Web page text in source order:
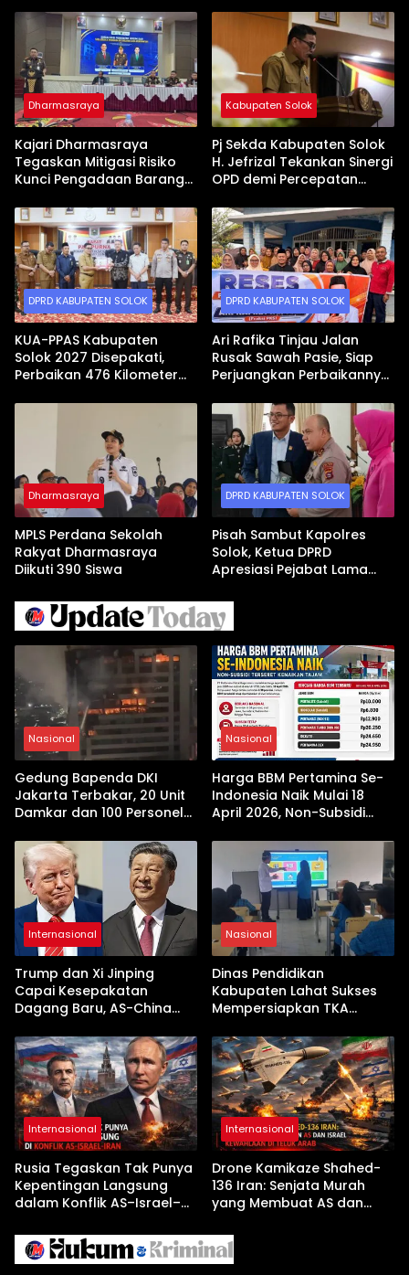
Dharmasraya
Kajari Dharmasraya
Tegaskan Mitigasi Risiko
Kunci Pengadaan Barang
Kabupaten Solok
Pj Sekda Kabupaten Solok
H. Jefrizal Tekankan Sinergi
OPD demi Percepatan
DPRD KABUPATEN SOLOK
KUA-PPAS Kabupaten
Solok 2027 Disepakati,
Perbaikan 476 Kilometer
DPRD KABUPATEN SOLOK
Ari Rafika Tinjau Jalan
Rusak Sawah Pasie, Siap
Perjuangkan Perbaikannya
Dharmasraya
MPLS Perdana Sekolah
Rakyat Dharmasraya
Diikuti 390 Siswa
DPRD KABUPATEN SOLOK
Pisah Sambut Kapolres
Solok, Ketua DPRD
Apresiasi Pejabat Lama
Nasional
Gedung Bapenda DKI
Jakarta Terbakar, 20 Unit
Damkar dan 100 Personel
Nasional
Harga BBM Pertamina Se-
Indonesia Naik Mulai 18
April 2026, Non-Subsidi
Internasional
Trump dan Xi Jinping
Capai Kesepakatan
Dagang Baru, AS-China
Jelang Kunjungan Beijing
Nasional
Dinas Pendidikan
Kabupaten Lahat Sukses
Mempersiapkan TKA
Pembekalan Latihan Soal
Tanpa Internet
Internasional
Rusia Tegaskan Tak Punya
Kepentingan Langsung
dalam Konflik AS–Israel–
Internasional
Drone Kamikaze Shahed-
136 Iran: Senjata Murah
yang Membuat AS dan
Arab